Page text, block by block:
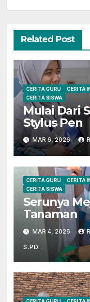
Related Post
CERITA GURU CERITA
CERITA SISWA
Mulai Dari
Stylus Pen
MAR 6, 2026
CERITA GURU CERITA
CERITA SISWA
Serunya
Tanaman
MAR 4, 2026
S.PD.